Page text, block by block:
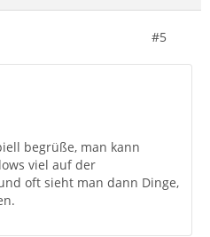
#5
begrüße, man kann
viel auf der
oft sieht man dann Dinge,